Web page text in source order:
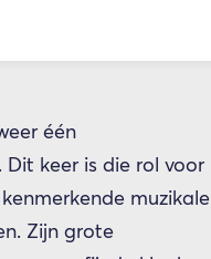
één
keer is die rol voor
muzikale
Zijn grote